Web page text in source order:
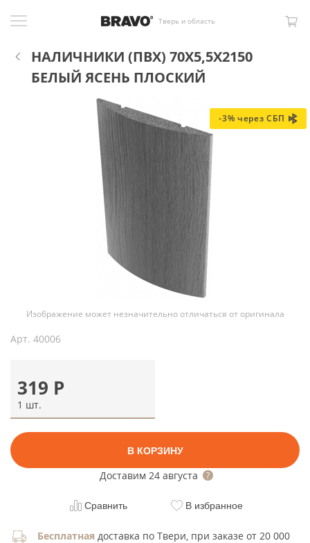
Тверь и область
НАЛИЧНИКИ (ПВХ) 70X5,5X2150
БЕЛЫЙ ЯСЕНЬ ПЛОСКИЙ
-3% через СБП
Изображение может незначительно отличаться от оригинала
Арт. 40006
319 Р
1 шт.
В КОРЗИНУ
Доставим 24 августа
Сравнить В избранное
Бесплатная доставка по Твери, при заказе от 20 000